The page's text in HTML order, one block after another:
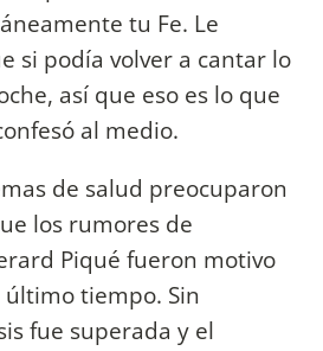
tu Fe. Le
si podía volver a cantar lo
así que eso es lo que
al medio.
de salud preocuparon
los rumores de
Piqué fueron motivo
tiempo. Sin
fue superada y el